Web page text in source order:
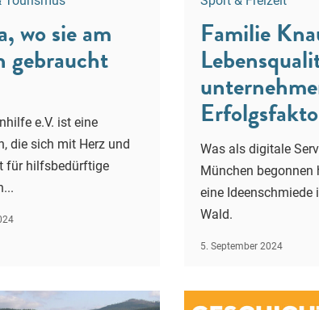
wo sie am
gebraucht
e.V. ist eine
die sich mit Herz und
für hilfsbedürftige
Familie
Was als digitale
München begonnen
eine Ideenschmiede
Wald.
5. September 2024